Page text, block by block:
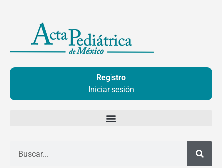
contenido
Registro
Iniciar sesión